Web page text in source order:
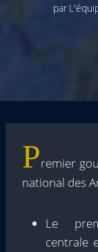
par
Premier
national des
Le
centrale